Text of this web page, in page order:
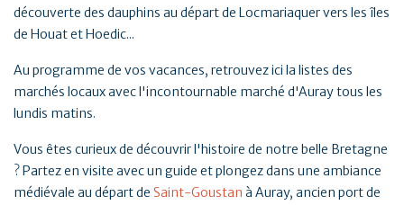
découverte des dauphins au départ de Locmariaquer vers les îles
de Houat et Hoedic...
Au programme de vos vacances, retrouvez ici la listes des
marchés locaux avec l'incontournable marché d'Auray tous les
lundis matins.
Vous êtes curieux de découvrir l'histoire de notre belle Bretagne
? Partez en visite avec un guide et plongez dans une ambiance
médiévale au départ de Saint-Goustan à Auray, ancien port de